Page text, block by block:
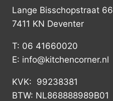
Lange Bisschopstraat 66
7411 KN Deventer
T: 06 41660020
E: info@kitchencorner.nl
KVK: 99238381
BTW: NL868888989B01